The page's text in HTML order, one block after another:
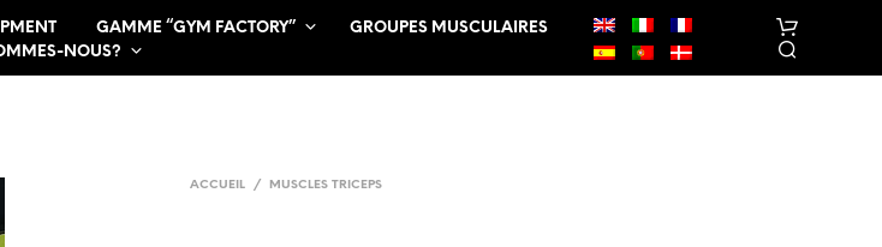
GAMME “GYM FACTORY”
GROUPES MUSCULAIRES
NOUS?
ACCUEIL / MUSCLES TRICEPS